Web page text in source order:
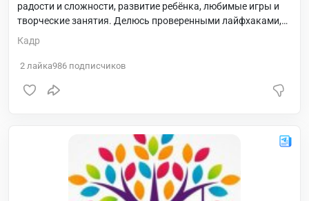
радости и сложности, развитие ребёнка, любимые игры и
творческие занятия. Делюсь проверенными лайфхаками,
семейными традициями, уютными моментами и
вдохновением. Есть обзоры детской одежды, книг и
игрушек, а ещё — размышления о балансе между заботой о
видеть вас в блоге! ?
Кадр
2 лайка986 подписчиков